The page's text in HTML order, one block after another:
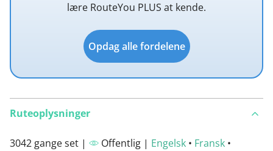
lære RouteYou PLUS at kende.
Opdag alle fordelene
Ruteoplysninger
3042 gange set | Offentlig | Engelsk • Fransk •